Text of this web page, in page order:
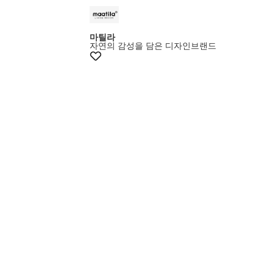
+7%쿠폰
마틸라
자연의 감성을 담은 디자인브랜드